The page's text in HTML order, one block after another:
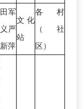
田军
义严
新萍
文化
站
各村
（社
区）